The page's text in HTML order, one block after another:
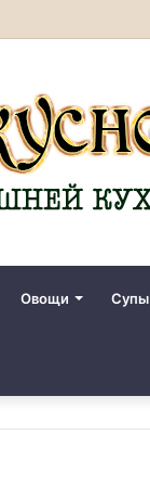
Рецепт с фото
Овощи Супы